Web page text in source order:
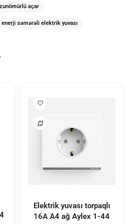
açar
enerji səmərəli elektrik yuvası
Elektrik yuvası torpaqlı
16A A4 ağ Aylex 1-44